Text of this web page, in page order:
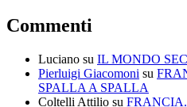
Commenti
Luciano su IL MONDO
Pierluigi Giacomoni su
SPALLA A SPALLA
Coltelli Attilio su